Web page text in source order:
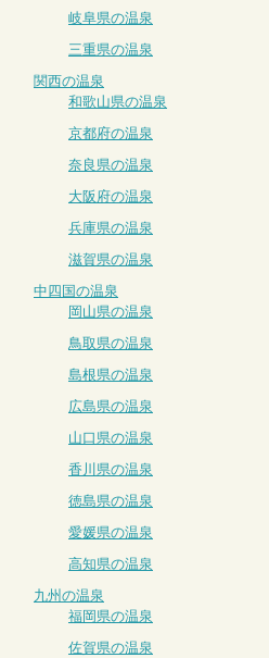
岐阜県の温泉
三重県の温泉
関西の温泉
和歌山県の温泉
京都府の温泉
奈良県の温泉
大阪府の温泉
兵庫県の温泉
滋賀県の温泉
中四国の温泉
岡山県の温泉
鳥取県の温泉
島根県の温泉
広島県の温泉
山口県の温泉
香川県の温泉
徳島県の温泉
愛媛県の温泉
高知県の温泉
九州の温泉
福岡県の温泉
佐賀県の温泉